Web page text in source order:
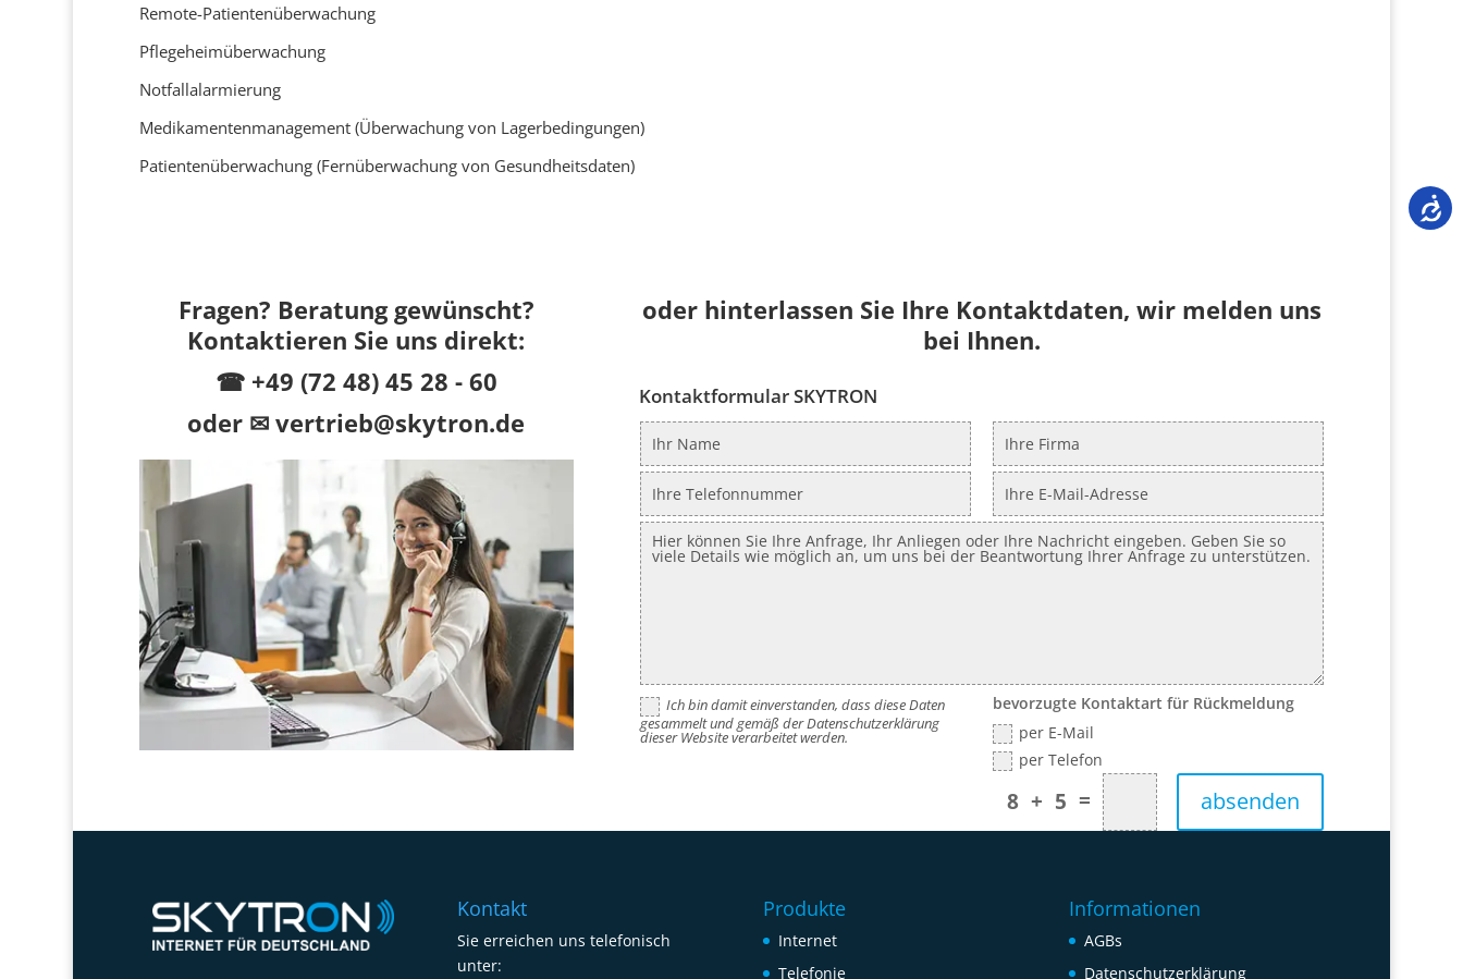
Remote-Patientenüberwachung
Pflegeheimüberwachung
Notfallalarmierung
Medikamentenmanagement (Überwachung von Lagerbedingungen)
Patientenüberwachung (Fernüberwachung von Gesundheitsdaten)
Fragen? Beratung gewünscht?
Kontaktieren Sie uns direkt:
☎ +49 (72 48) 45 28 - 60
oder ✉ vertrieb@skytron.de
oder hinterlassen Sie Ihre Kontaktdaten, wir melden uns
bei Ihnen.
Kontaktformular SKYTRON
Ich bin damit einverstanden, dass diese Daten
gesammelt und gemäß der Datenschutzerklärung
dieser Website verarbeitet werden.
bevorzugte Kontaktart für Rückmeldung
per E-Mail
per Telefon
8 + 5 = absenden
Kontakt
Sie erreichen uns telefonisch
unter:
Produkte
Internet
Telefonie
Informationen
AGBs
Datenschutzerklärung